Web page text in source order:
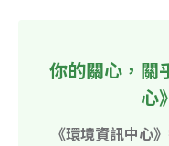
你的關心，關
心
《環境資訊中心